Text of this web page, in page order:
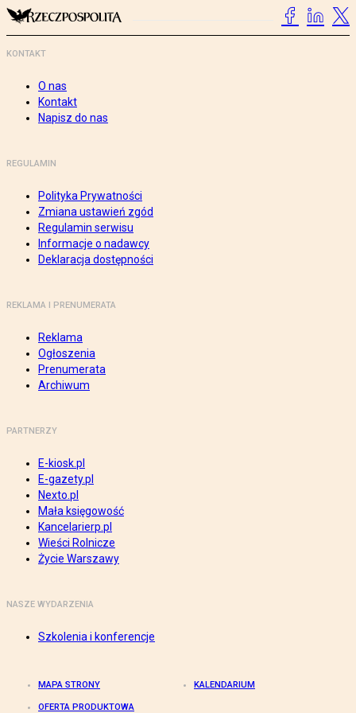
KONTAKT
O nas
Kontakt
Napisz do nas
REGULAMIN
Polityka Prywatności
Zmiana ustawień zgód
Regulamin serwisu
Informacje o nadawcy
Deklaracja dostępności
REKLAMA I PRENUMERATA
Reklama
Ogłoszenia
Prenumerata
Archiwum
PARTNERZY
E-kiosk.pl
E-gazety.pl
Nexto.pl
Mała księgowość
Kancelarierp.pl
Wieści Rolnicze
Życie Warszawy
NASZE WYDARZENIA
Szkolenia i konferencje
MAPA STRONY KALENDARIUM
OFERTA PRODUKTOWA